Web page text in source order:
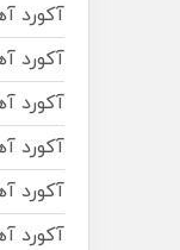
آکورد
آکورد
آکورد
آکورد
آکورد
آکورد